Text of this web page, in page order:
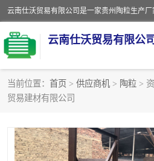
云南仕沃贸易有限公司
当前位置： 首页 > 供应商机 > 陶粒 >
贸易建材有限公司
陶粒
园林绿化陶粒